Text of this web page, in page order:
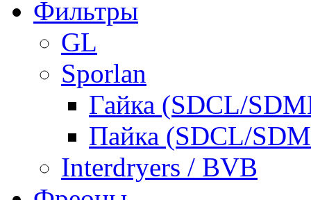
Фильтры
GL
Sporlan
Гайка (SDCL/
Пайка (SDCL/
Interdryers / BVB